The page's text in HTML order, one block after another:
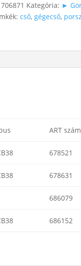
Kategória: ►
cső,gégecső,
ART szám
678521
678631
686079
686152